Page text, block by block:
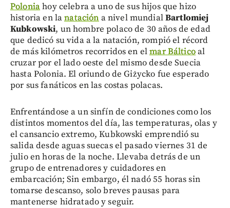
Poloniahoy celebra a uno de sus hijos que hizo
historia en lanatación a nivel mundialBartlomiej
Kubkowski, un hombre polaco de 30 años de edad
que dedicó su vida a la natación, rompió el récord
de más kilómetros recorridos en elmar Bálticoal
cruzar por el lado oeste del mismo desde Suecia
hasta Polonia. El oriundo de Giżycko fue esperado
por sus fanáticos en las costas polacas.
Enfrentándose a un sinfín de condiciones como los
distintos momentos del día, las temperaturas, olas y
el cansancio extremo, Kubkowski emprendió su
salida desde aguas suecas el pasado viernes 31 de
julio en horas de la noche. Llevaba detrás de un
grupo de entrenadores y cuidadores en
embarcación; Sin embargo, él nadó 55 horas sin
tomarse descanso, solo breves pausas para
mantenerse hidratado y seguir.